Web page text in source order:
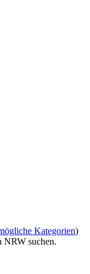
Kategorien)
NRW suchen.